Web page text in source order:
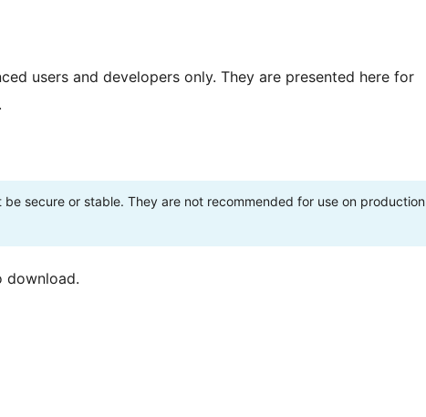
users and developers only. They are presented here for
secure or stable. They are not recommended for use on production
download.